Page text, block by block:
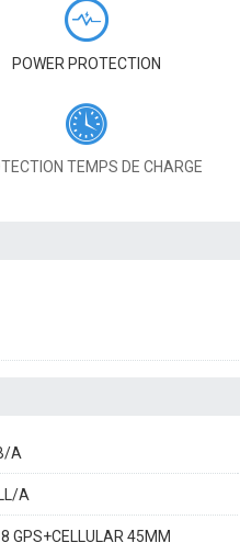
POWER PROTECTION
TEMPS DE CHARGE
A
A
GPS+CELLULAR 45MM